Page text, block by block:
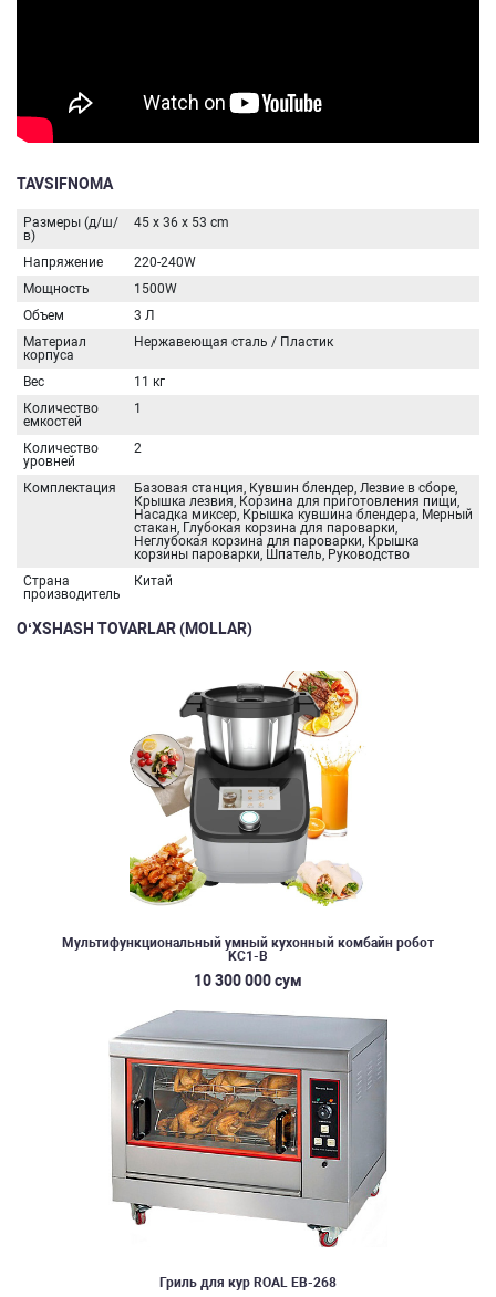
TAVSIFNOMA
Размеры (д/ш/
в)
45 x 36 x 53 cm
Напряжение
220-240W
Мощность
1500W
Объем
3 Л
Материал
корпуса
Нержавеющая сталь / Пластик
Вес
11 кг
Количество
емкостей
1
Количество
уровней
2
Комплектация
Базовая станция, Кувшин блендер, Лезвие в сборе,
Крышка лезвия, Корзина для приготовления пищи,
Насадка миксер, Крышка кувшина блендера, Мерный
стакан, Глубокая корзина для пароварки,
Неглубокая корзина для пароварки, Крышка
корзины пароварки, Шпатель, Руководство
Страна
производитель
Китай
O‘XSHASH TOVARLAR (MOLLAR)
Мультифункциональный умный кухонный комбайн робот
KC1-B
10 300 000 сум
Гриль для кур ROAL EB-268